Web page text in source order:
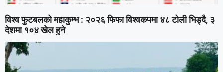
विश्व फुटबलको महाकुम्भ : २०२६ फिफा विश्वकपमा ४८ टोली भिड्दै, ३
देशमा १०४ खेल हुने